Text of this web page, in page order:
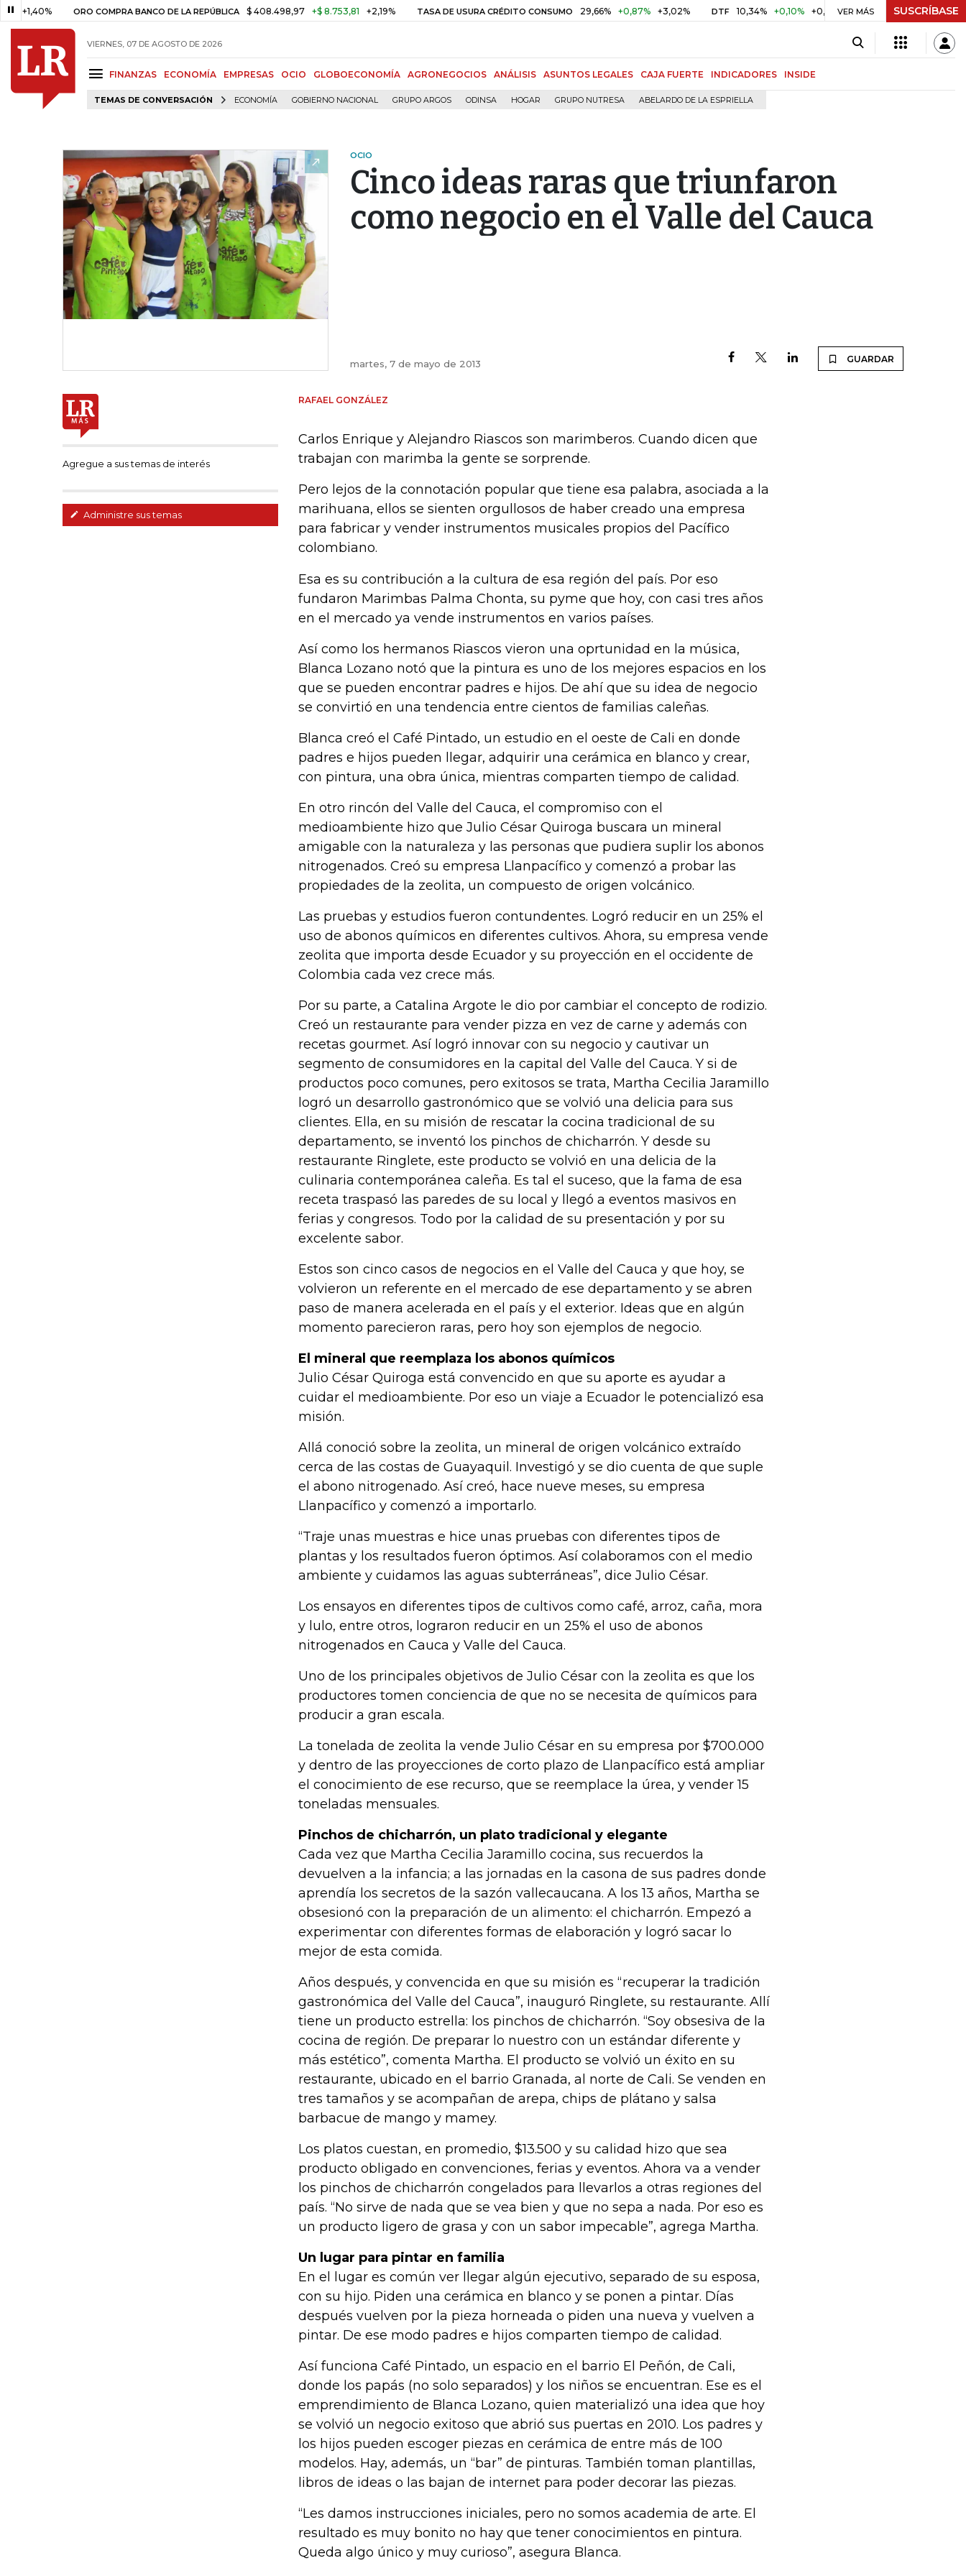
ORO COMPRA BANCO DE LA REPÚBLICA $ 408.498,97 +$ 8.753,81 +2,19% TASA DE USURA CRÉDITO CONSUMO 29,66% +0,87% +3,02% DTF 10,34% +0,10% +0,98% UVR $ 416,96 +$ 0,05 +0,01%
VER MÁS SUSCRÍBASE
VIERNES, 07 DE AGOSTO DE 2026
FINANZAS ECONOMÍA EMPRESAS OCIO GLOBOECONOMÍA AGRONEGOCIOS ANÁLISIS ASUNTOS LEGALES CAJA FUERTE INDICADORES INSIDE
TEMAS DE CONVERSACIÓN ECONOMÍA GOBIERNO NACIONAL GRUPO ARGOS ODINSA HOGAR GRUPO NUTRESA ABELARDO DE LA ESPRIELLA
OCIO
Cinco ideas raras que triunfaron
como negocio en el Valle del Cauca
martes, 7 de mayo de 2013 GUARDAR
Agregue a sus temas de interés
Administre sus temas
RAFAEL GONZÁLEZ
Carlos Enrique y Alejandro Riascos son marimberos. Cuando dicen que
trabajan con marimba la gente se sorprende.
Pero lejos de la connotación popular que tiene esa palabra, asociada a la
marihuana, ellos se sienten orgullosos de haber creado una empresa
para fabricar y vender instrumentos musicales propios del Pacífico
colombiano.
Esa es su contribución a la cultura de esa región del país. Por eso
fundaron Marimbas Palma Chonta, su pyme que hoy, con casi tres años
en el mercado ya vende instrumentos en varios países.
Así como los hermanos Riascos vieron una oprtunidad en la música,
Blanca Lozano notó que la pintura es uno de los mejores espacios en los
que se pueden encontrar padres e hijos. De ahí que su idea de negocio
se convirtió en una tendencia entre cientos de familias caleñas.
Blanca creó el Café Pintado, un estudio en el oeste de Cali en donde
padres e hijos pueden llegar, adquirir una cerámica en blanco y crear,
con pintura, una obra única, mientras comparten tiempo de calidad.
En otro rincón del Valle del Cauca, el compromiso con el
medioambiente hizo que Julio César Quiroga buscara un mineral
amigable con la naturaleza y las personas que pudiera suplir los abonos
nitrogenados. Creó su empresa Llanpacífico y comenzó a probar las
propiedades de la zeolita, un compuesto de origen volcánico.
Las pruebas y estudios fueron contundentes. Logró reducir en un 25% el
uso de abonos químicos en diferentes cultivos. Ahora, su empresa vende
zeolita que importa desde Ecuador y su proyección en el occidente de
Colombia cada vez crece más.
Por su parte, a Catalina Argote le dio por cambiar el concepto de rodizio.
Creó un restaurante para vender pizza en vez de carne y además con
recetas gourmet. Así logró innovar con su negocio y cautivar un
segmento de consumidores en la capital del Valle del Cauca. Y si de
productos poco comunes, pero exitosos se trata, Martha Cecilia Jaramillo
logró un desarrollo gastronómico que se volvió una delicia para sus
clientes. Ella, en su misión de rescatar la cocina tradicional de su
departamento, se inventó los pinchos de chicharrón. Y desde su
restaurante Ringlete, este producto se volvió en una delicia de la
culinaria contemporánea caleña. Es tal el suceso, que la fama de esa
receta traspasó las paredes de su local y llegó a eventos masivos en
ferias y congresos. Todo por la calidad de su presentación y por su
excelente sabor.
Estos son cinco casos de negocios en el Valle del Cauca y que hoy, se
volvieron un referente en el mercado de ese departamento y se abren
paso de manera acelerada en el país y el exterior. Ideas que en algún
momento parecieron raras, pero hoy son ejemplos de negocio.
El mineral que reemplaza los abonos químicos
Julio César Quiroga está convencido en que su aporte es ayudar a
cuidar el medioambiente. Por eso un viaje a Ecuador le potencializó esa
misión.
Allá conoció sobre la zeolita, un mineral de origen volcánico extraído
cerca de las costas de Guayaquil. Investigó y se dio cuenta de que suple
el abono nitrogenado. Así creó, hace nueve meses, su empresa
Llanpacífico y comenzó a importarlo.
“Traje unas muestras e hice unas pruebas con diferentes tipos de
plantas y los resultados fueron óptimos. Así colaboramos con el medio
ambiente y cuidamos las aguas subterráneas”, dice Julio César.
Los ensayos en diferentes tipos de cultivos como café, arroz, caña, mora
y lulo, entre otros, lograron reducir en un 25% el uso de abonos
nitrogenados en Cauca y Valle del Cauca.
Uno de los principales objetivos de Julio César con la zeolita es que los
productores tomen conciencia de que no se necesita de químicos para
producir a gran escala.
La tonelada de zeolita la vende Julio César en su empresa por $700.000
y dentro de las proyecciones de corto plazo de Llanpacífico está ampliar
el conocimiento de ese recurso, que se reemplace la úrea, y vender 15
toneladas mensuales.
Pinchos de chicharrón, un plato tradicional y elegante
Cada vez que Martha Cecilia Jaramillo cocina, sus recuerdos la
devuelven a la infancia; a las jornadas en la casona de sus padres donde
aprendía los secretos de la sazón vallecaucana. A los 13 años, Martha se
obsesionó con la preparación de un alimento: el chicharrón. Empezó a
experimentar con diferentes formas de elaboración y logró sacar lo
mejor de esta comida.
Años después, y convencida en que su misión es “recuperar la tradición
gastronómica del Valle del Cauca”, inauguró Ringlete, su restaurante. Allí
tiene un producto estrella: los pinchos de chicharrón. “Soy obsesiva de la
cocina de región. De preparar lo nuestro con un estándar diferente y
más estético”, comenta Martha. El producto se volvió un éxito en su
restaurante, ubicado en el barrio Granada, al norte de Cali. Se venden en
tres tamaños y se acompañan de arepa, chips de plátano y salsa
barbacue de mango y mamey.
Los platos cuestan, en promedio, $13.500 y su calidad hizo que sea
producto obligado en convenciones, ferias y eventos. Ahora va a vender
los pinchos de chicharrón congelados para llevarlos a otras regiones del
país. “No sirve de nada que se vea bien y que no sepa a nada. Por eso es
un producto ligero de grasa y con un sabor impecable”, agrega Martha.
Un lugar para pintar en familia
En el lugar es común ver llegar algún ejecutivo, separado de su esposa,
con su hijo. Piden una cerámica en blanco y se ponen a pintar. Días
después vuelven por la pieza horneada o piden una nueva y vuelven a
pintar. De ese modo padres e hijos comparten tiempo de calidad.
Así funciona Café Pintado, un espacio en el barrio El Peñón, de Cali,
donde los papás (no solo separados) y los niños se encuentran. Ese es el
emprendimiento de Blanca Lozano, quien materializó una idea que hoy
se volvió un negocio exitoso que abrió sus puertas en 2010. Los padres y
los hijos pueden escoger piezas en cerámica de entre más de 100
modelos. Hay, además, un “bar” de pinturas. También toman plantillas,
libros de ideas o las bajan de internet para poder decorar las piezas.
“Les damos instrucciones iniciales, pero no somos academia de arte. El
resultado es muy bonito no hay que tener conocimientos en pintura.
Queda algo único y muy curioso”, asegura Blanca.